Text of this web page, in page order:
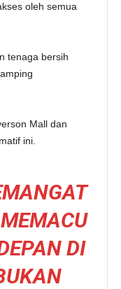
oleh semua
tenaga bersih
Mall dan
ini.
DI